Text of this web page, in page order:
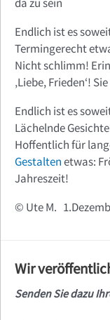
Endlich ist es
Termingerecht
Nicht schlimm!
‚Liebe, Frieden‘!
Endlich ist es
Lächelnde
Hoffentlich für
Gestaltenetwas:
Jahreszeit!
© Ute M.
Wir
Senden Sie dazu